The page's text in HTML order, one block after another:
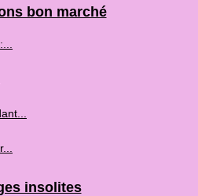
bon marché
insolites